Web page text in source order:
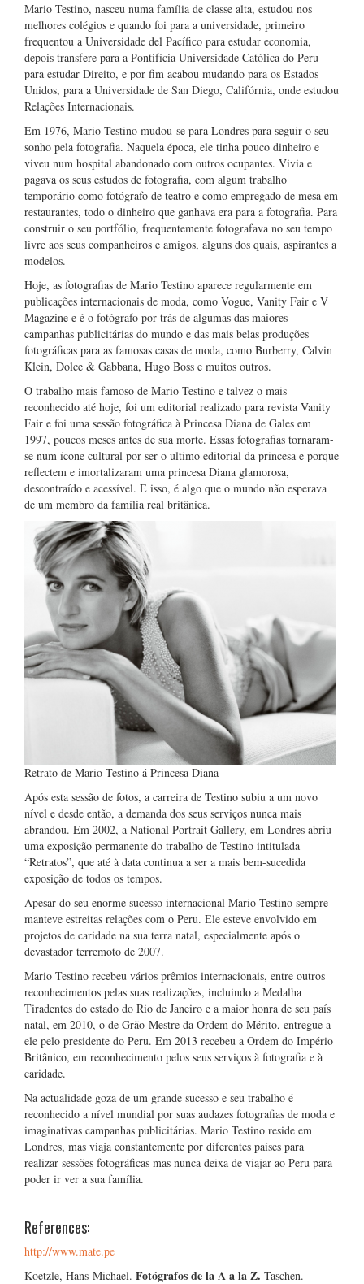
Mario Testino, nasceu numa família de classe alta, estudou nos
melhores colégios e quando foi para a universidade, primeiro
frequentou a Universidade del Pacífico para estudar economia,
depois transfere para a Pontifícia Universidade Católica do Peru
para estudar Direito, e por fim acabou mudando para os Estados
Unidos, para a Universidade de San Diego, Califórnia, onde estudou
Relações Internacionais.
Em 1976, Mario Testino mudou-se para Londres para seguir o seu
sonho pela fotografia. Naquela época, ele tinha pouco dinheiro e
viveu num hospital abandonado com outros ocupantes. Vivia e
pagava os seus estudos de fotografia, com algum trabalho
temporário como fotógrafo de teatro e como empregado de mesa em
restaurantes, todo o dinheiro que ganhava era para a fotografia. Para
construir o seu portfólio, frequentemente fotografava no seu tempo
livre aos seus companheiros e amigos, alguns dos quais, aspirantes a
modelos.
Hoje, as fotografias de Mario Testino aparece regularmente em
publicações internacionais de moda, como Vogue, Vanity Fair e V
Magazine e é o fotógrafo por trás de algumas das maiores
campanhas publicitárias do mundo e das mais belas produções
fotográficas para as famosas casas de moda, como Burberry, Calvin
Klein, Dolce & Gabbana, Hugo Boss e muitos outros.
O trabalho mais famoso de Mario Testino e talvez o mais
reconhecido até hoje, foi um editorial realizado para revista Vanity
Fair e foi uma sessão fotográfica à Princesa Diana de Gales em
1997, poucos meses antes de sua morte. Essas fotografias tornaram-
se num ícone cultural por ser o ultimo editorial da princesa e porque
reflectem e imortalizaram uma princesa Diana glamorosa,
descontraído e acessível. E isso, é algo que o mundo não esperava
de um membro da família real britânica.
Retrato de Mario Testino á Princesa Diana
Após esta sessão de fotos, a carreira de Testino subiu a um novo
nível e desde então, a demanda dos seus serviços nunca mais
abrandou. Em 2002, a National Portrait Gallery, em Londres abriu
uma exposição permanente do trabalho de Testino intitulada
“Retratos”, que até à data continua a ser a mais bem-sucedida
exposição de todos os tempos.
Apesar do seu enorme sucesso internacional Mario Testino sempre
manteve estreitas relações com o Peru. Ele esteve envolvido em
projetos de caridade na sua terra natal, especialmente após o
devastador terremoto de 2007.
Mario Testino recebeu vários prêmios internacionais, entre outros
reconhecimentos pelas suas realizações, incluindo a Medalha
Tiradentes do estado do Rio de Janeiro e a maior honra de seu país
natal, em 2010, o de Grão-Mestre da Ordem do Mérito, entregue a
ele pelo presidente do Peru. Em 2013 recebeu a Ordem do Império
Britânico, em reconhecimento pelos seus serviços à fotografia e à
caridade.
Na actualidade goza de um grande sucesso e seu trabalho é
reconhecido a nível mundial por suas audazes fotografias de moda e
imaginativas campanhas publicitárias. Mario Testino reside em
Londres, mas viaja constantemente por diferentes países para
realizar sessões fotográficas mas nunca deixa de viajar ao Peru para
poder ir ver a sua família.
References:
http://www.mate.pe
Koetzle, Hans-Michael. Fotógrafos de la A a la Z. Taschen.